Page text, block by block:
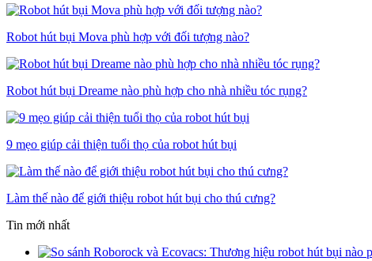
Robot hút bụi Mova phù hợp với đối tượng nào?
Robot hút bụi Dreame nào phù hợp cho nhà nhiều tóc rụng?
9 mẹo giúp cải thiện tuổi thọ của robot hút bụi
Làm thế nào để giới thiệu robot hút bụi cho thú cưng?
Tin mới nhất